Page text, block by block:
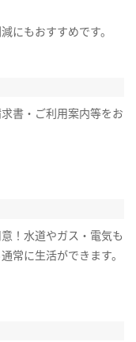
にもおすすめです。
書・ご利用案内等をお
！水道やガス・電気も
常に生活ができます。